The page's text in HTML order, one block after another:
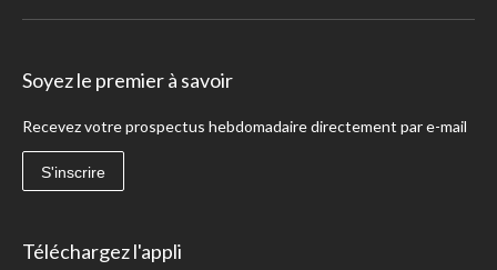
Soyez le premier à savoir
Recevez votre prospectus hebdomadaire directement par e-mail
S'inscrire
Téléchargez l'appli